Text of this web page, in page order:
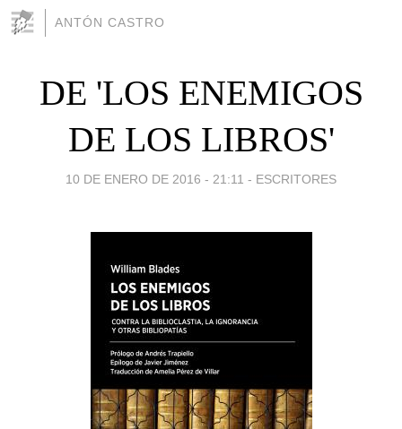
ANTÓN CASTRO
DE 'LOS ENEMIGOS
DE LOS LIBROS'
10 DE ENERO DE 2016 - 21:11 - ESCRITORES